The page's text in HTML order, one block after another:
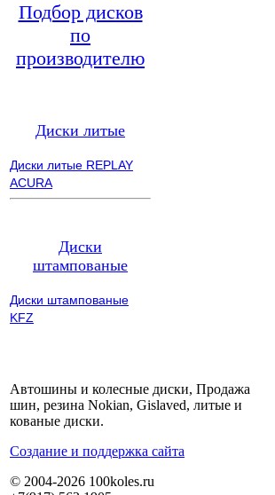
Подбор дисков
по
производителю
Диски литые
Диски литые REPLAY
ACURA
Диски
штампованые
Диски штампованые
KFZ
Автошины и колесные диски, Продажа
шин, резина Nokian, Gislaved, литые и
кованые диски.
Cоздание и поддержка сайта
© 2004-2026 100koles.ru